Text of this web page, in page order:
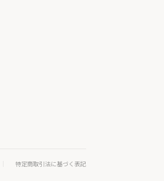
特定商取引法に基づく表記